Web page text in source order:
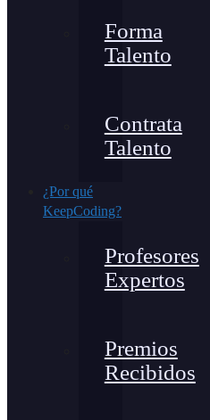
Forma
Talento
Contrata
Talento
¿Por qué
KeepCoding?
Profesores
Expertos
Premios
Recibidos